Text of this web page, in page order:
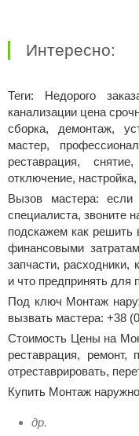
Интересно:
Теги: Недорого
канализации цена
сборка, демонтаж,
мастер,
реставрация,
отключение,
Вызов мастера: если
специалиста, звоните
подскажем как
финансовыми
запчасти, расходники,
и что предпринять для
Под ключ Монтаж
вызвать мастера: +38
Стоимость Цены на
реставрация, ремонт,
отреставрировать,
Купить Монтаж
др.